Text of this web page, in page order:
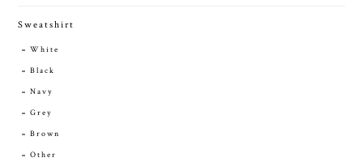
Sweatshirt
White
Black
Navy
Grey
Brown
Other